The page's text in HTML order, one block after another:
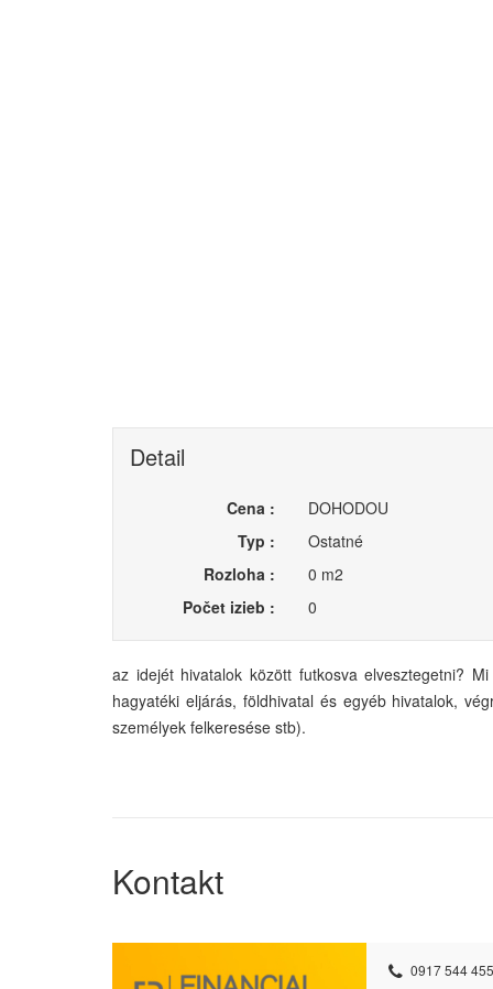
Detail
Cena :
DOHODOU
Typ :
Ostatné
Rozloha :
0 m2
Počet izieb :
0
az idejét hivatalok között futkosva elvesztegetni?
hagyatéki eljárás, földhivatal és egyéb hivatalok,
személyek felkeresése stb).
Kontakt
0917 544